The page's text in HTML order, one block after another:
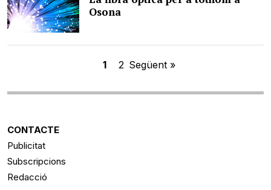
Osona
1 2 Següent »
CONTACTE
Publicitat
Subscripcions
Redacció